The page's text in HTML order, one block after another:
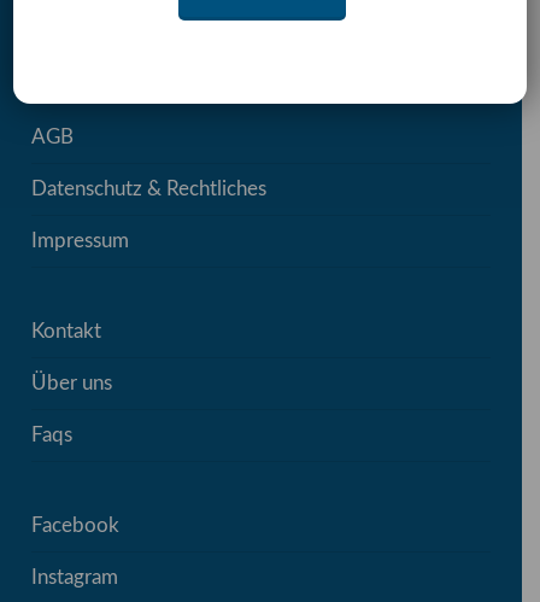
AGB
Datenschutz & Rechtliches
Impressum
Kontakt
Über uns
Faqs
Facebook
Instagram